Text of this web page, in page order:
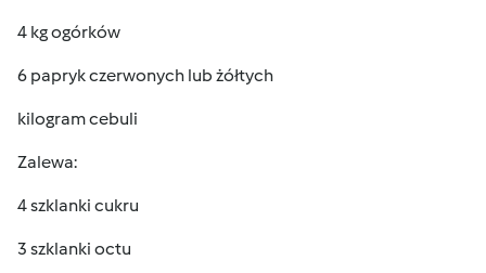
4 kg ogórków
6 papryk czerwonych lub żółtych
kilogram cebuli
Zalewa:
4 szklanki cukru
3 szklanki octu